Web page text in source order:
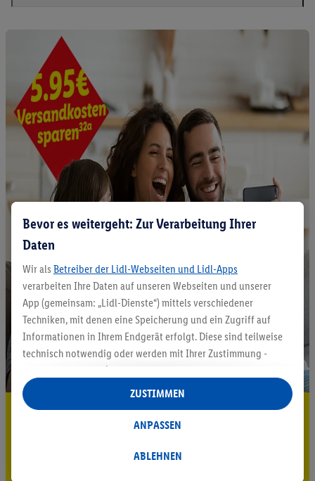
5.95 € Versand sparen³²ᵃ
Bevor es weitergeht: Zur Verarbeitung Ihrer
Daten
Wir als Betreiber der Lidl-Webseiten und Lidl-Apps
verarbeiten Ihre Daten auf unseren Webseiten und unserer
App (gemeinsam: „Lidl-Dienste“) mittels verschiedener
Techniken, mit denen eine Speicherung und ein Zugriff auf
Informationen in Ihrem Endgerät erfolgt. Diese sind teilweise
technisch notwendig oder werden mit Ihrer Zustimmung -
auch durch Partner (u.a.
Verantwortliche; im Zusammenhang mit dem IAB TCF
insgesamt
Statistik-Erstellung oder für personalisierte Werbung
Datenverarbeitungen für personalisierte Werbung werden
ABLEHNEN
ANPASSEN
ZUSTIMMEN